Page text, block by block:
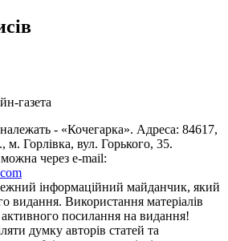
газета
- «Кочегарка». Адреса: 84617,
м. Горлівка, вул. Горького, 35.
через e-mail:
інформаційний майданчик, який
видання. Використання матеріалів
активного посилання на видання!
думку авторів статей та